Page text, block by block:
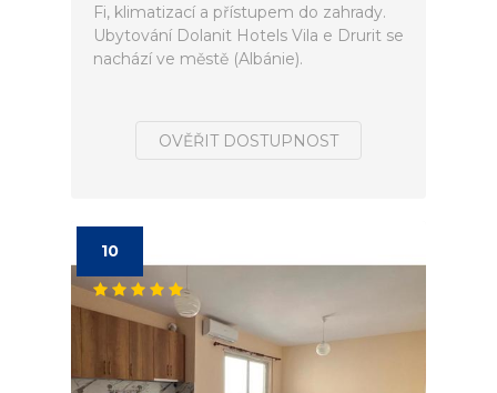
Fi, klimatizací a přístupem do zahrady.
Ubytování Dolanit Hotels Vila e Drurit se
nachází ve městě (Albánie).
OVĚŘIT DOSTUPNOST
10